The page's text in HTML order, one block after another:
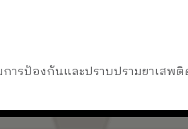
ารป้องกันและปราบปรามยาเสพติ